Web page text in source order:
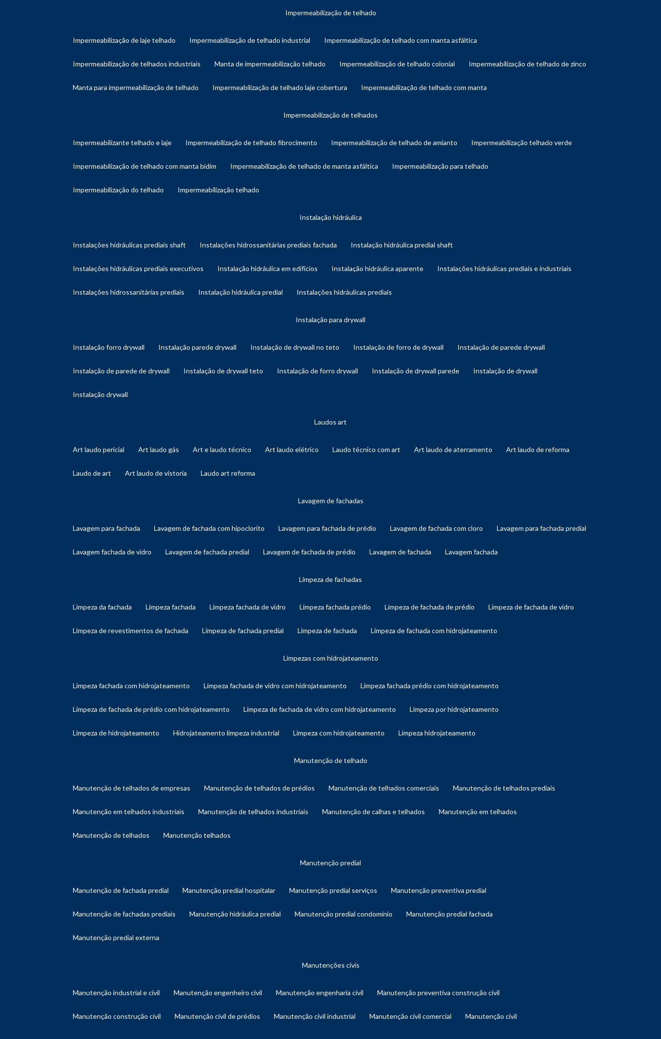
impermeabilização de telhado
impermeabilização de laje telhado impermeabilização de telhado industrial impermeabilização de telhado com manta asfáltica
impermeabilização de telhados industriais manta de impermeabilização telhado impermeabilização de telhado colonial impermeabilização de telhado de zinco
manta para impermeabilização de telhado impermeabilização de telhado laje cobertura impermeabilização de telhado com manta
impermeabilização de telhados
impermeabilizante telhado e laje impermeabilização de telhado fibrocimento impermeabilização de telhado de amianto impermeabilização telhado verde
impermeabilização de telhado com manta bidim impermeabilização de telhado de manta asfáltica impermeabilização para telhado
impermeabilização do telhado impermeabilização telhado
instalação hidráulica
instalações hidráulicas prediais shaft instalações hidrossanitárias prediais fachada instalação hidráulica predial shaft
instalações hidráulicas prediais executivos instalação hidráulica em edifícios instalação hidráulica aparente instalações hidráulicas prediais e industriais
instalações hidrossanitárias prediais instalação hidráulica predial instalações hidráulicas prediais
instalação para drywall
instalação forro drywall instalação parede drywall instalação de drywall no teto instalação de forro de drywall instalação de parede drywall
instalação de parede de drywall instalação de drywall teto instalação de forro drywall instalação de drywall parede instalação de drywall
instalação drywall
laudos art
art laudo pericial art laudo gás art e laudo técnico art laudo elétrico laudo técnico com art art laudo de aterramento art laudo de reforma
laudo de art art laudo de vistoria laudo art reforma
lavagem de fachadas
lavagem para fachada lavagem de fachada com hipoclorito lavagem para fachada de prédio lavagem de fachada com cloro lavagem para fachada predial
lavagem fachada de vidro lavagem de fachada predial lavagem de fachada de prédio lavagem de fachada lavagem fachada
limpeza de fachadas
limpeza da fachada limpeza fachada limpeza fachada de vidro limpeza fachada prédio limpeza de fachada de prédio limpeza de fachada de vidro
limpeza de revestimentos de fachada limpeza de fachada predial limpeza de fachada limpeza de fachada com hidrojateamento
limpezas com hidrojateamento
limpeza fachada com hidrojateamento limpeza fachada de vidro com hidrojateamento limpeza fachada prédio com hidrojateamento
limpeza de fachada de prédio com hidrojateamento limpeza de fachada de vidro com hidrojateamento limpeza por hidrojateamento
limpeza de hidrojateamento hidrojateamento limpeza industrial limpeza com hidrojateamento limpeza hidrojateamento
manutenção de telhado
manutenção de telhados de empresas manutenção de telhados de prédios manutenção de telhados comerciais manutenção de telhados prediais
manutenção em telhados industriais manutenção de telhados industriais manutenção de calhas e telhados manutenção em telhados
manutenção de telhados manutenção telhados
manutenção predial
manutenção de fachada predial manutenção predial hospitalar manutenção predial serviços manutenção preventiva predial
manutenção de fachadas prediais manutenção hidráulica predial manutenção predial condomínio manutenção predial fachada
manutenção predial externa
manutenções civis
manutenção industrial e civil manutenção engenheiro civil manutenção engenharia civil manutenção preventiva construção civil
manutenção construção civil manutenção civil de prédios manutenção civil industrial manutenção civil comercial manutenção civil